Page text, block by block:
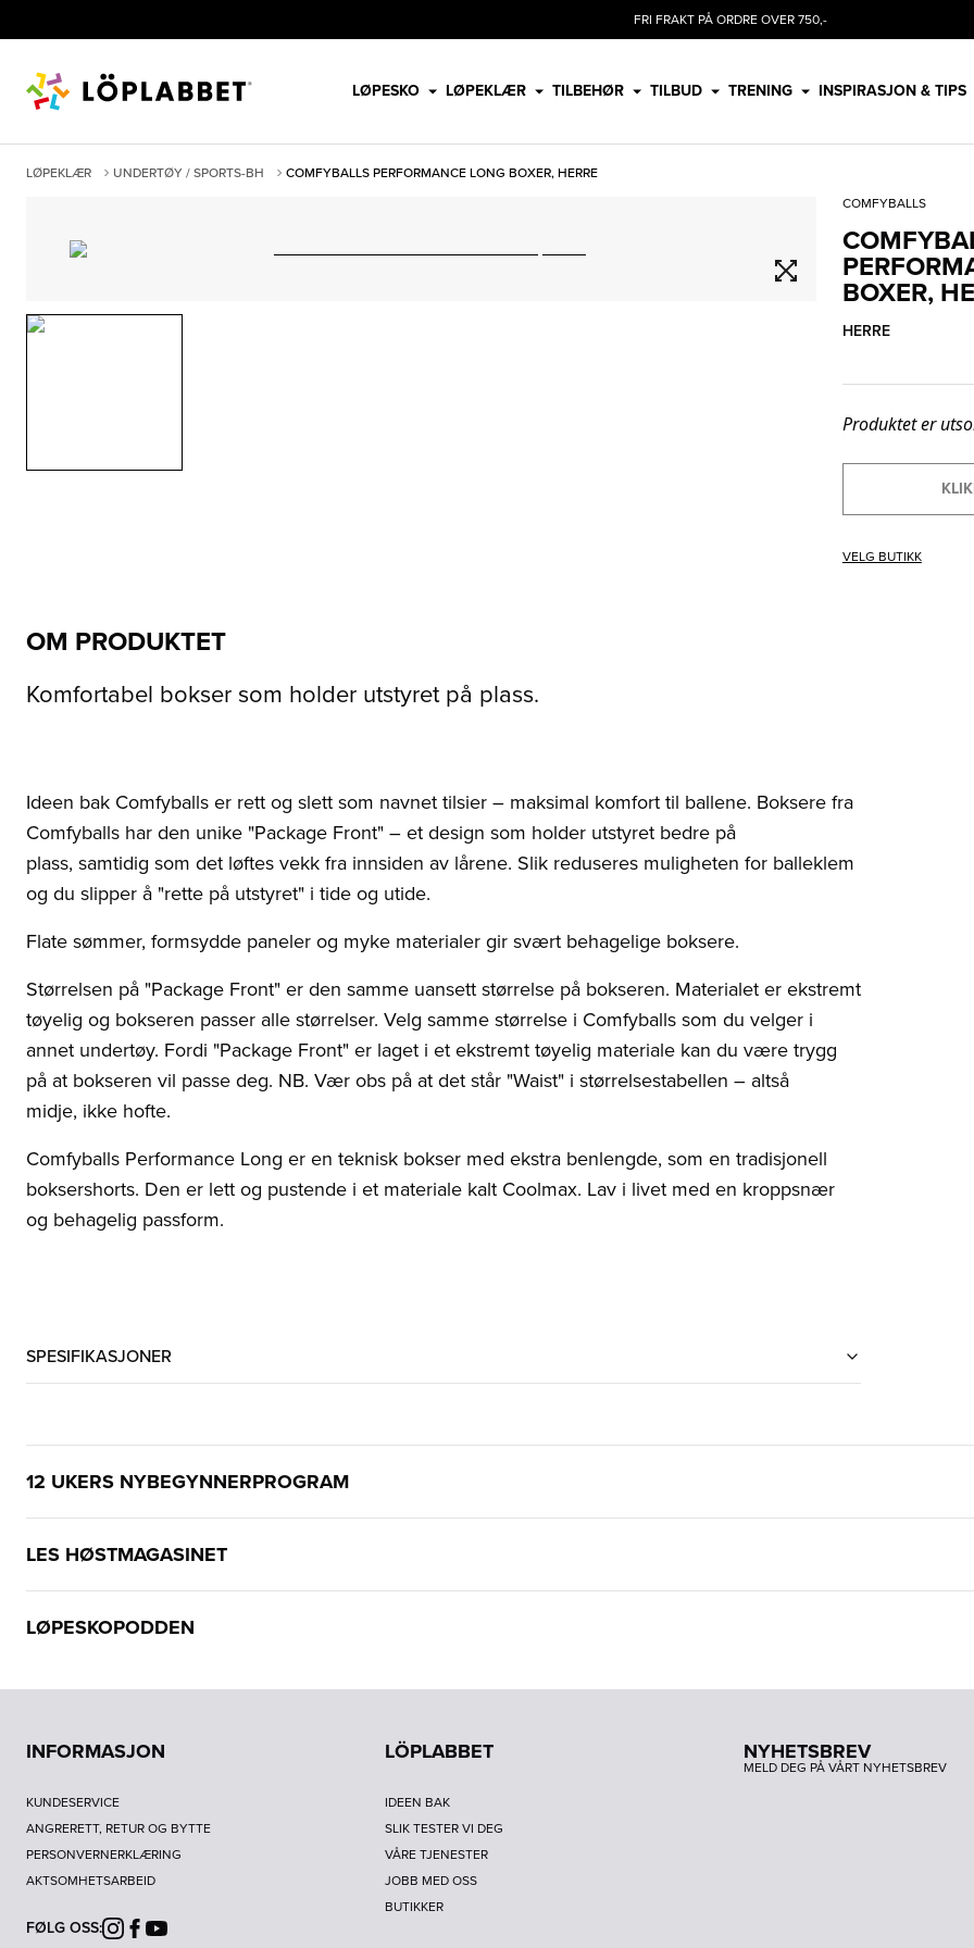
FRI FRAKT PÅ ORDRE OVER 750,-
LØPESKO LØPEKLÆR TILBEHØR TILBUD TRENING INSPIRASJON & TIPS
LØPEKLÆR UNDERTØY / SPORTS-BH
COMFYBALLS PERFORMANCE LONG BOXER, HERRE
COMFYBALLS
BOXER,
HERRE
Produktet er
VELG BUTIKK
OM PRODUKTET
Komfortabel bokser som holder utstyret på plass.
Ideen bak Comfyballs er rett og slett som navnet tilsier – maksimal komfort til ballene. Boksere fra
Comfyballs har den unike "Package Front" – et design som holder utstyret bedre på
plass, samtidig som det løftes vekk fra innsiden av lårene. Slik reduseres muligheten for balleklem
og du slipper å "rette på utstyret" i tide og utide.
Flate sømmer, formsydde paneler og myke materialer gir svært behagelige boksere.
Størrelsen på "Package Front" er den samme uansett størrelse på bokseren. Materialet er ekstremt
tøyelig og bokseren passer alle størrelser. Velg samme størrelse i Comfyballs som du velger i
annet undertøy. Fordi "Package Front" er laget i et ekstremt tøyelig materiale kan du være trygg
på at bokseren vil passe deg. NB. Vær obs på at det står "Waist" i størrelsestabellen – altså
midje, ikke hofte.
Comfyballs Performance Long er en teknisk bokser med ekstra benlengde, som en tradisjonell
boksershorts. Den er lett og pustende i et materiale kalt Coolmax. Lav i livet med en kroppsnær
og behagelig passform.
SPESIFIKASJONER
12 UKERS NYBEGYNNERPROGRAM
LES HØSTMAGASINET
LØPESKOPODDEN
INFORMASJON
KUNDESERVICE
ANGRERETT, RETUR OG BYTTE
PERSONVERNERKLÆRING
AKTSOMHETSARBEID
LÖPLABBET
IDEEN BAK
SLIK TESTER VI DEG
VÅRE TJENESTER
JOBB MED OSS
BUTIKKER
NYHETSBREV
MELD DEG PÅ VÅRT NYHETSBREV
FØLG OSS:Instagram
Facebook
Youtube